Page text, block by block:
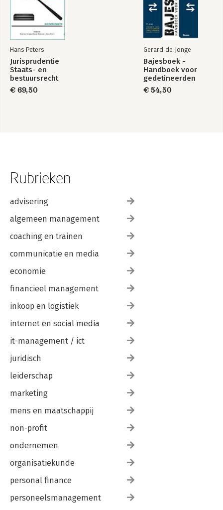
Hans Peters
Jurisprudentie
Staats- en
bestuursrecht
1849-2025
€ 69,50
Gerard de Jonge
Bajesboek -
Handboek voor
gedetineerden
€ 54,50
Rubrieken
advisering
algemeen management
coaching en trainen
communicatie en media
economie
financieel management
inkoop en logistiek
internet en social media
it-management / ict
juridisch
leiderschap
marketing
mens en maatschappij
non-profit
ondernemen
organisatiekunde
personal finance
personeelsmanagement